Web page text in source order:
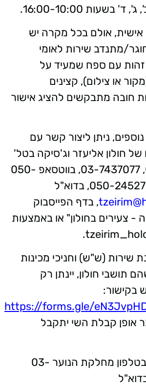
אישית, אולם בכל מקרה יש
מתנדב שירות לאומי
עם ספח שמעיד על
או צילום), קצינים
חובה מתבקשים להציג אישור
ניתן ליצור קשר עם
של חולון אליעזר וג'סיקה בטל'
03-6366090, 03-7437077, בווטסאפ 050-
בדוא"ל
, בדף הפייסבוק
- צעירים בחולון" או באמצעות
.
שירות (ש"ש) וחניכי מכינות
תושבי חולון, יינתן רק
בקישור:
https://forms.gle/
אופן קבלת השי יתקבל
פרטים נוספים בטלפון מחלקת הנוער 03-